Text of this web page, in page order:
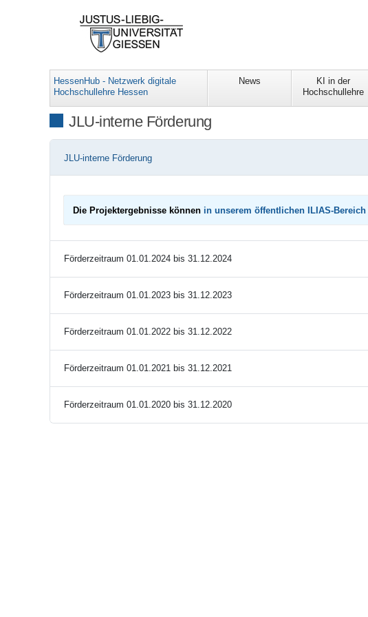
HessenHub - Netzwerk digitale
Hochschullehre Hessen
News
KI in der
Hochschullehre
JLU-interne Förderung
JLU-interne Förderung
Die Projektergebnisse können in unserem öffentlichen ILIAS-Bereich
Förderzeitraum 01.01.2024 bis 31.12.2024
Förderzeitraum 01.01.2023 bis 31.12.2023
Förderzeitraum 01.01.2022 bis 31.12.2022
Förderzeitraum 01.01.2021 bis 31.12.2021
Förderzeitraum 01.01.2020 bis 31.12.2020